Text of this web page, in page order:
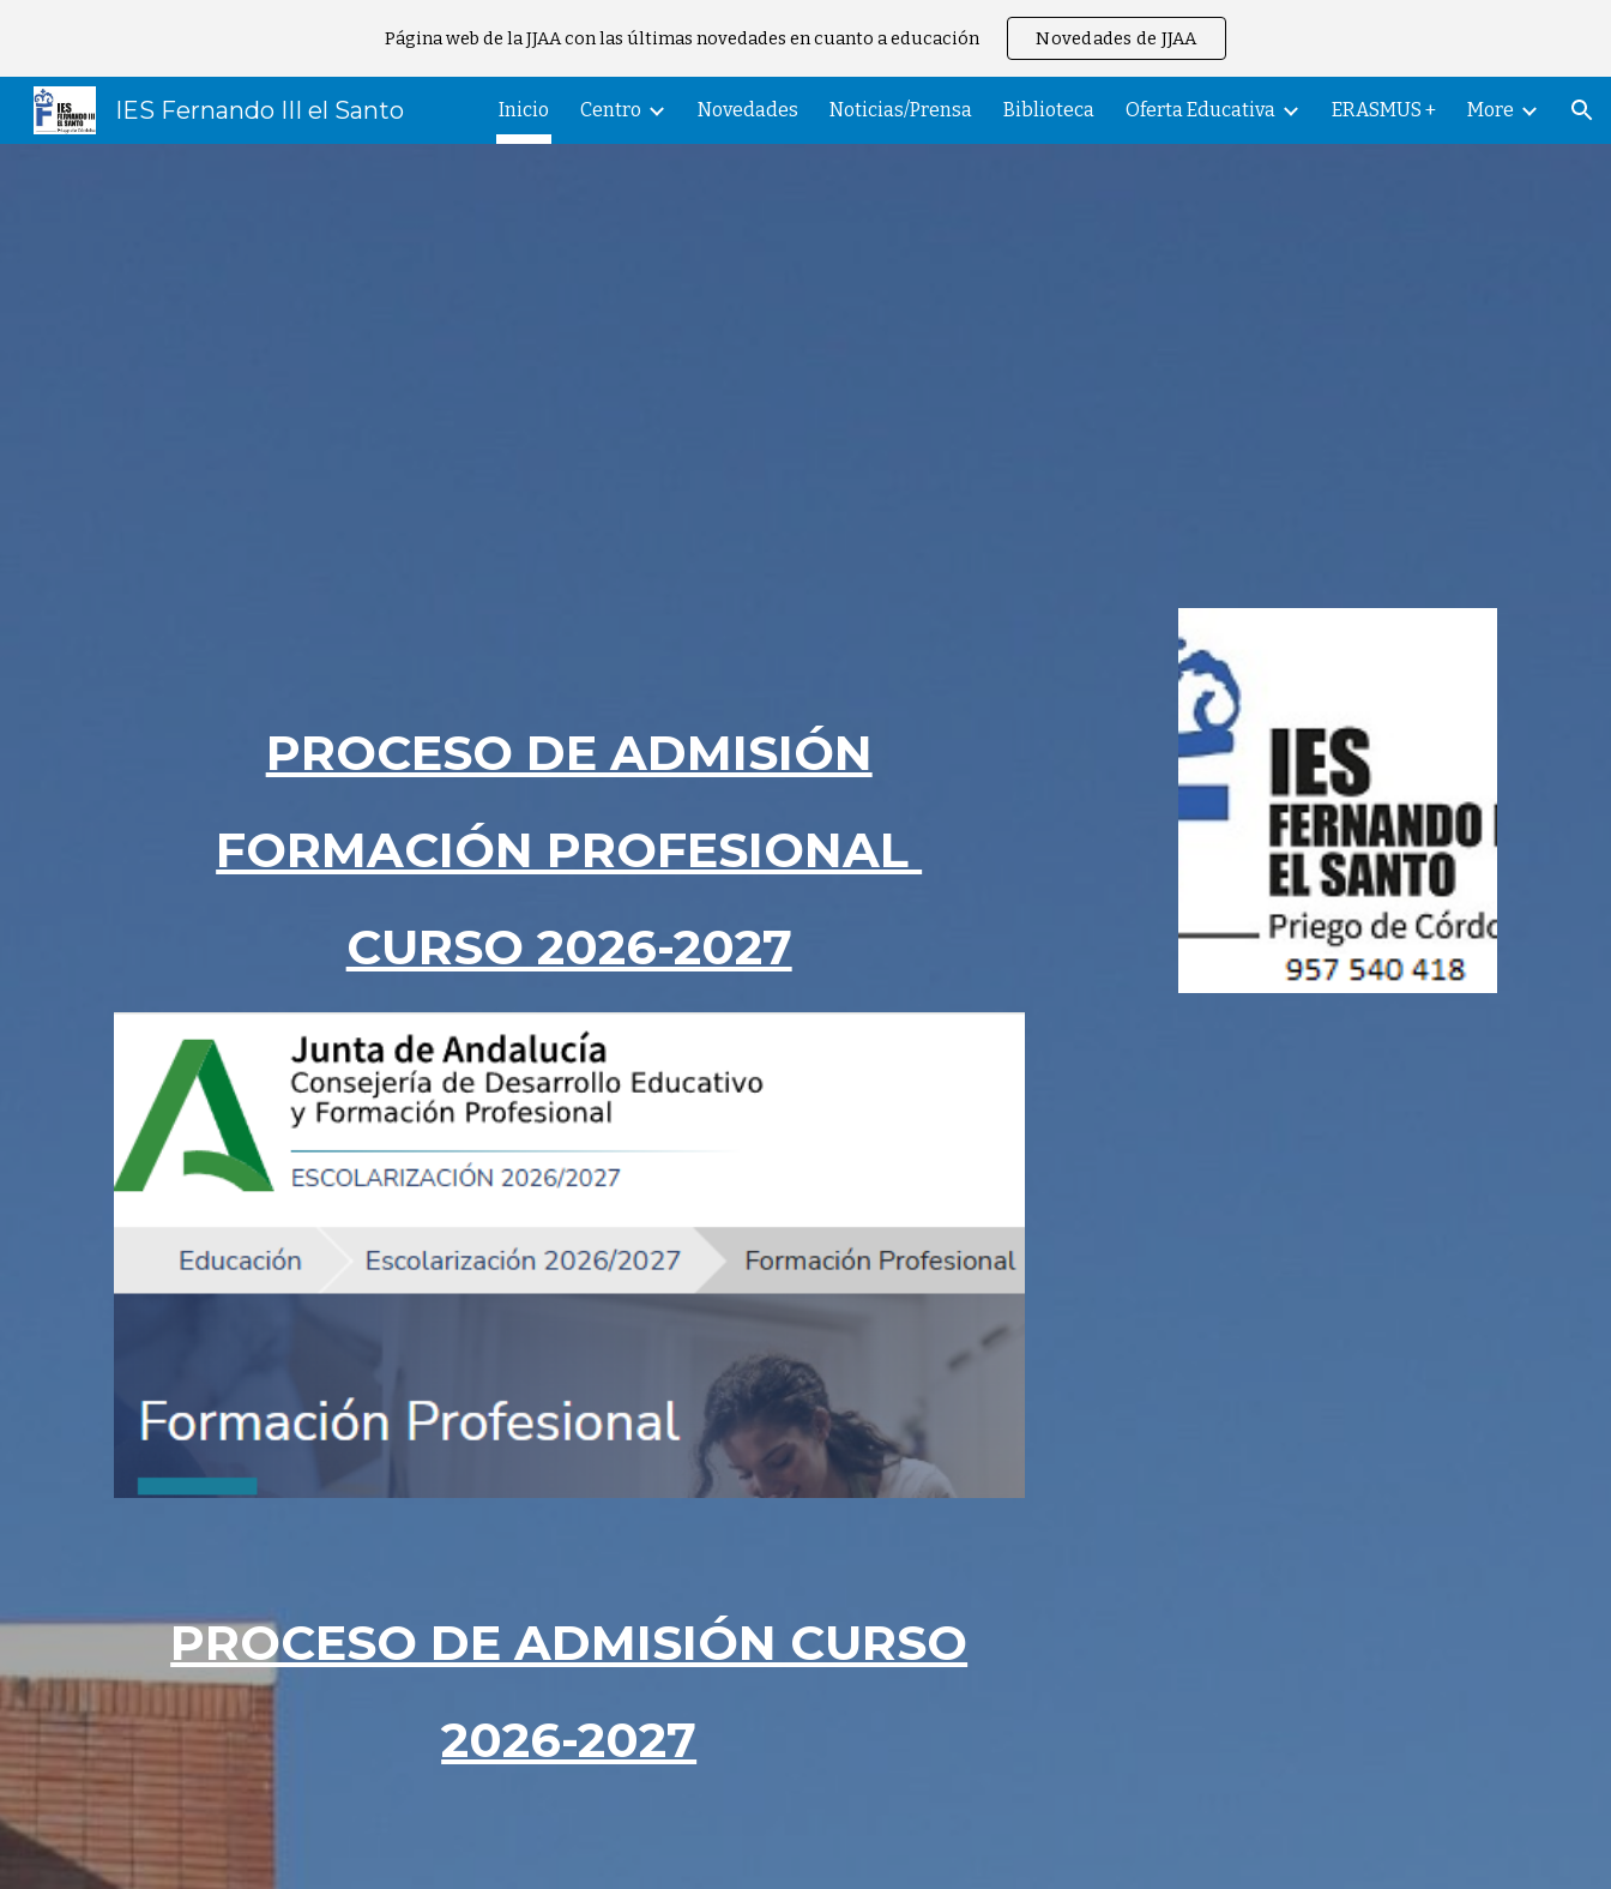
Skip to main content Skip to navigation
Página web de la JJAA con las últimas novedades en cuanto a educación Novedades de JJAA
IES Fernando III el Santo Inicio Centro Novedades Noticias/Prensa Biblioteca Oferta Educativa ERASMUS + More
PROCESO DE ADMISIÓN
FORMACIÓN PROFESIONAL
CURSO 2026-2027
PROCESO DE ADMISIÓN CURSO
2026-2027